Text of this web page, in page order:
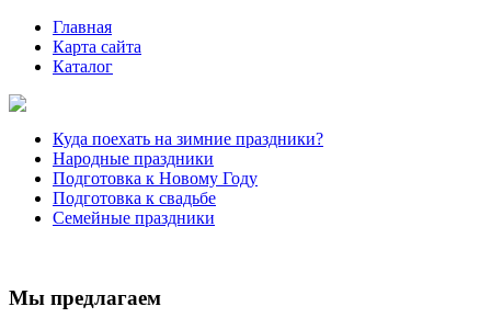
Главная
Карта сайта
Каталог
Куда поехать на зимние праздники?
Народные праздники
Подготовка к Новому Году
Подготовка к свадьбе
Семейные праздники
Мы предлагаем